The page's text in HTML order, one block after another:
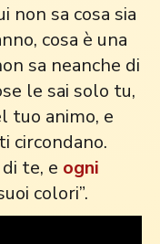
non sa cosa sia
cosa è una
sa neanche di
le sai solo tu,
tuo animo, e
circondano.
te, e ogni
colori”.